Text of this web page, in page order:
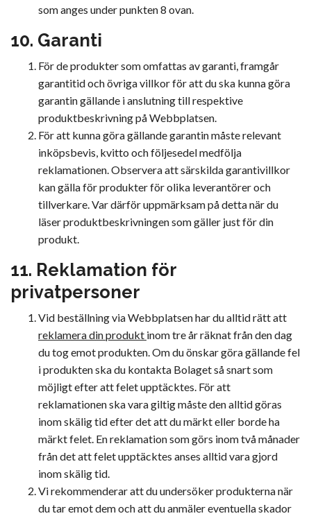
som anges under punkten 8 ovan.
10. Garanti
För de produkter som omfattas av garanti, framgår
garantitid och övriga villkor för att du ska kunna göra
garantin gällande i anslutning till respektive
produktbeskrivning på Webbplatsen.
För att kunna göra gällande garantin måste relevant
inköpsbevis, kvitto och följesedel medfölja
reklamationen. Observera att särskilda garantivillkor
kan gälla för produkter för olika leverantörer och
tillverkare. Var därför uppmärksam på detta när du
läser produktbeskrivningen som gäller just för din
produkt.
11. Reklamation för
privatpersoner
Vid beställning via Webbplatsen har du alltid rätt att
reklamera din produkt inom tre år räknat från den dag
du tog emot produkten. Om du önskar göra gällande fel
i produkten ska du kontakta Bolaget så snart som
möjligt efter att felet upptäcktes. För att
reklamationen ska vara giltig måste den alltid göras
inom skälig tid efter det att du märkt eller borde ha
märkt felet. En reklamation som görs inom två månader
från det att felet upptäcktes anses alltid vara gjord
inom skälig tid.
Vi rekommenderar att du undersöker produkterna när
du tar emot dem och att du anmäler eventuella skador